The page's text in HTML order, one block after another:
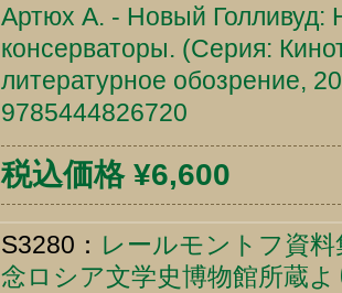
Артюх А. - Новый Голливуд:
консерваторы. (Серия:
литературное обозрение,
9785444826720
税込価格 ¥6,600
S3280： レールモントフ資
念ロシア文学史博物館所蔵よ